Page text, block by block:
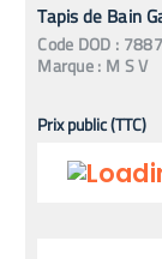
Tapis de Bain
Code DOD :
Marque : M S V
Prix public (TTC)